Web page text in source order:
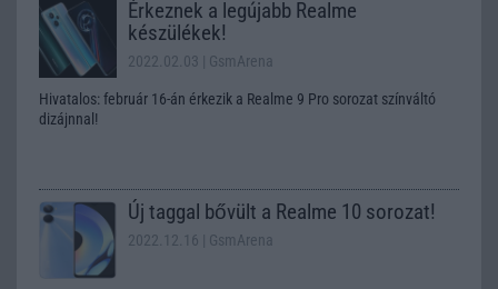
Érkeznek a legújabb Realme
készülékek!
2022.02.03 | GsmArena
Hivatalos: február 16-án érkezik a Realme 9 Pro sorozat színváltó
dizájnnal!
Új taggal bővült a Realme 10 sorozat!
2022.12.16 | GsmArena